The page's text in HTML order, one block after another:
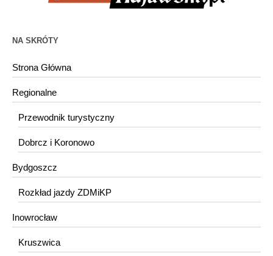
NA SKRÓTY
Strona Główna
Regionalne
Przewodnik turystyczny
Dobrcz i Koronowo
Bydgoszcz
Rozkład jazdy ZDMiKP
Inowrocław
Kruszwica